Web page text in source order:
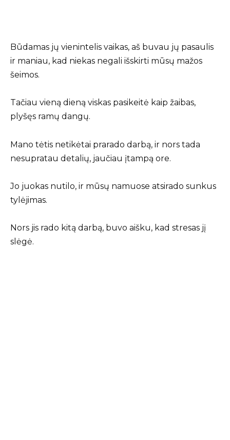
Būdamas jų vienintelis vaikas, aš buvau jų pasaulis
ir maniau, kad niekas negali išskirti mūsų mažos
šeimos.
Tačiau vieną dieną viskas pasikeitė kaip žaibas,
plyšęs ramų dangų.
Mano tėtis netikėtai prarado darbą, ir nors tada
nesupratau detalių, jaučiau įtampą ore.
Jo juokas nutilo, ir mūsų namuose atsirado sunkus
tylėjimas.
Nors jis rado kitą darbą, buvo aišku, kad stresas jį
slėgė.